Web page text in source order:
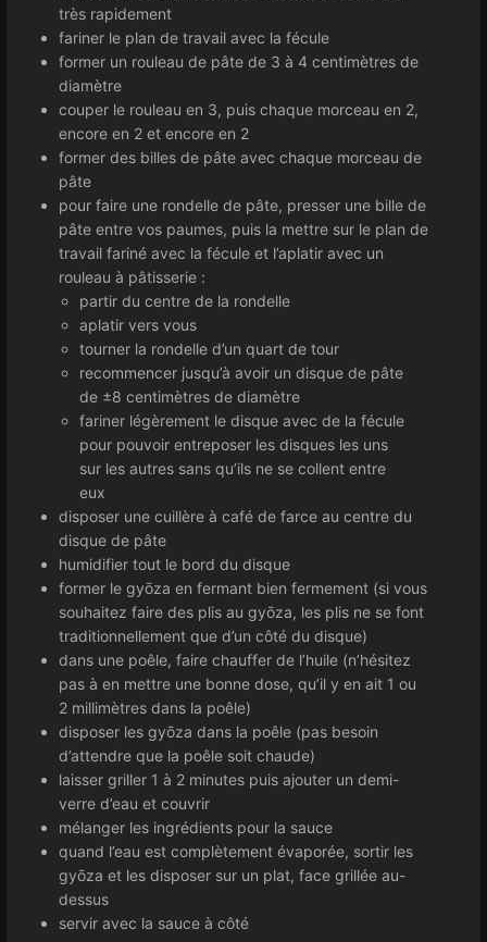
très rapidement
fariner le plan de travail avec la fécule
former un rouleau de pâte de 3 à 4 centimètres de
diamètre
couper le rouleau en 3, puis chaque morceau en 2,
encore en 2 et encore en 2
former des billes de pâte avec chaque morceau de
pâte
pour faire une rondelle de pâte, presser une bille de
pâte entre vos paumes, puis la mettre sur le plan de
travail fariné avec la fécule et l’aplatir avec un
rouleau à pâtisserie :
partir du centre de la rondelle
aplatir vers vous
tourner la rondelle d’un quart de tour
recommencer jusqu’à avoir un disque de pâte
de ±8 centimètres de diamètre
fariner légèrement le disque avec de la fécule
pour pouvoir entreposer les disques les uns
sur les autres sans qu’ils ne se collent entre
eux
disposer une cuillère à café de farce au centre du
disque de pâte
humidifier tout le bord du disque
former le gyōza en fermant bien fermement (si vous
souhaitez faire des plis au gyōza, les plis ne se font
traditionnellement que d’un côté du disque)
dans une poêle, faire chauffer de l’huile (n’hésitez
pas à en mettre une bonne dose, qu’il y en ait 1 ou
2 millimètres dans la poêle)
disposer les gyōza dans la poêle (pas besoin
d’attendre que la poêle soit chaude)
laisser griller 1 à 2 minutes puis ajouter un demi-
verre d’eau et couvrir
mélanger les ingrédients pour la sauce
quand l’eau est complètement évaporée, sortir les
gyōza et les disposer sur un plat, face grillée au-
dessus
servir avec la sauce à côté